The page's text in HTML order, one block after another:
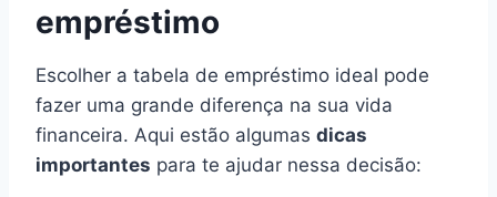
empréstimo
Escolher a tabela de empréstimo ideal pode
fazer uma grande diferença na sua vida
financeira. Aqui estão algumas dicas
importantes para te ajudar nessa decisão: